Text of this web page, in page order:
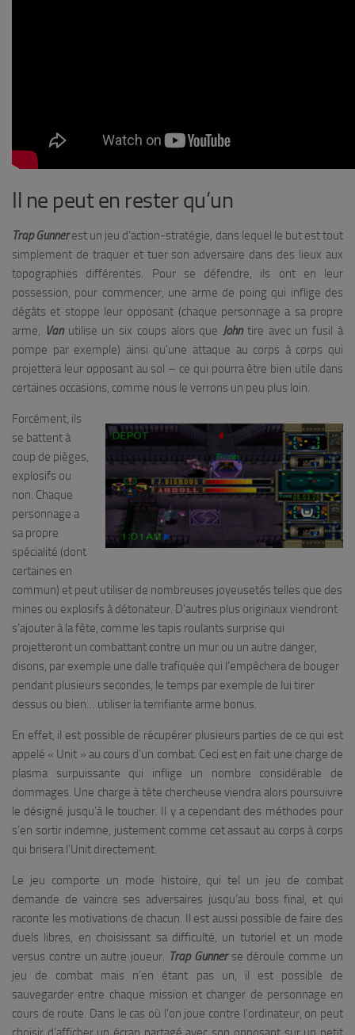
Il ne peut en rester qu’un
Trap Gunnerest un jeu d’action-stratégie, dans lequel le but est tout
simplement de traquer et tuer son adversaire dans des lieux aux
topographies différentes. Pour se défendre, ils ont en leur
possession, pour commencer, une arme de poing qui inflige des
dégâts et stoppe leur opposant (chaque personnage a sa propre
arme, Van utilise un six coups alors queJohntire avec un fusil à
pompe par exemple) ainsi qu’une attaque au corps à corps qui
projettera leur opposant au sol – ce qui pourra être bien utile dans
certaines occasions, comme nous le verrons un peu plus loin.
Forcément, ils
se battent à
coup de pièges,
explosifs ou
non. Chaque
personnage a
sa propre
spécialité (dont
certaines en
commun) et peut utiliser de nombreuses joyeusetés telles que des
mines ou explosifs à détonateur. D’autres plus originaux viendront
s’ajouter à la fête, comme les tapis roulants surprise qui
projetteront un combattant contre un mur ou un autre danger,
disons, par exemple une dalle trafiquée qui l’empêchera de bouger
pendant plusieurs secondes, le temps par exemple de lui tirer
dessus ou bien… utiliser la terrifiante arme bonus.
En effet, il est possible de récupérer plusieurs parties de ce qui est
appelé « Unit » au cours d’un combat. Ceci est en fait une charge de
plasma surpuissante qui inflige un nombre considérable de
dommages. Une charge à tête chercheuse viendra alors poursuivre
le désigné jusqu’à le toucher. Il y a cependant des méthodes pour
s’en sortir indemne, justement comme cet assaut au corps à corps
qui brisera l’Unit directement.
Le jeu comporte un mode histoire, qui tel un jeu de combat
demande de vaincre ses adversaires jusqu’au boss final, et qui
raconte les motivations de chacun. Il est aussi possible de faire des
duels libres, en choisissant sa difficulté, un tutoriel et un mode
versus contre un autre joueur. Trap Gunnerse déroule comme un
jeu de combat mais n’en étant pas un, il est possible de
sauvegarder entre chaque mission et changer de personnage en
cours de route. Dans le cas où l’on joue contre l’ordinateur, on peut